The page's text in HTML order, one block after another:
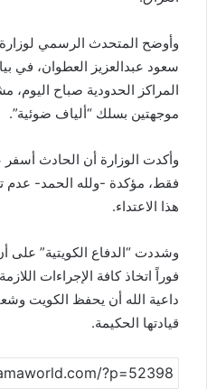
وأوضح المتحدث الرسمي لوزارة
سعود عبدالعزيز العطوان، في
المراكز الحدودية صباح اليوم،
موجهتين بسلك “ألياف ضوئية”.
وأكدت الوزارة أن الحادث
فقط، مؤكدة -ولله الحمد- عدم
هذا الاعتداء.
وشددت “الدفاع الكويتية”
فوراً اتخاذ كافة الإجراءات
داعية الله أن يحفظ الكويت
قيادتها الحكيمة.